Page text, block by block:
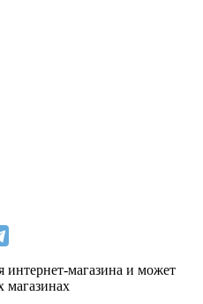
интернет-магазина и может
магазинах